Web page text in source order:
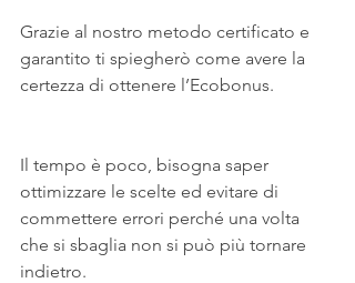
Grazie al nostro metodo certificato e
garantito ti spiegherò come avere la
certezza di ottenere l’Ecobonus.
Il tempo è poco, bisogna saper
ottimizzare le scelte ed evitare di
commettere errori perché una volta
che si sbaglia non si può più tornare
indietro.